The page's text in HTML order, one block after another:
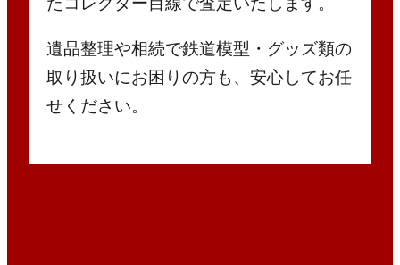
遺品整理や相続で鉄道模型・グッズ類の
取り扱いにお困りの方も、安心してお任
せください。